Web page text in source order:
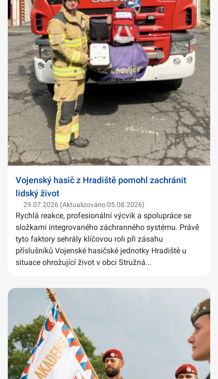
Vojenský hasič z Hradiště pomohl zachránit
lidský život
29.07.2026 (Aktualizováno 05.08.2026)
Rychlá reakce, profesionální výcvik a spolupráce se
složkami integrovaného záchranného systému. Právě
tyto faktory sehrály klíčovou roli při zásahu
příslušníků Vojenské hasičské jednotky Hradiště u
situace ohrožující život v obci Stružná...